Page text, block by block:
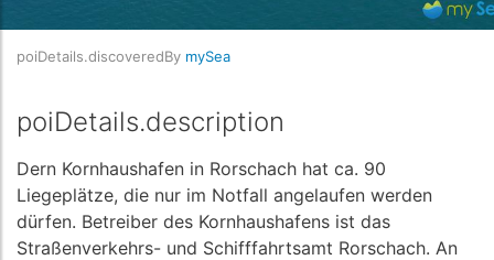
poiDetails.discoveredBy mySea
poiDetails.description
Dern Kornhaushafen in Rorschach hat ca. 90
Liegeplätze, die nur im Notfall angelaufen werden
dürfen. Betreiber des Kornhaushafens ist das
Straßenverkehrs- und Schifffahrtsamt Rorschach. An